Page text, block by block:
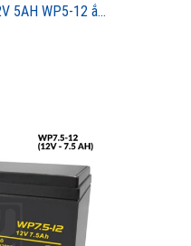
Ắc quy Long - Globe 12V 5AH WP5-12 ắc quy lưu điện, cửa cuốn, hệ thống camera, UPS